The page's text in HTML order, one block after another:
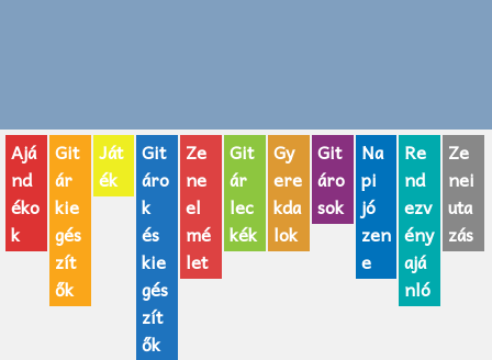
AJÁNDÉK ÖTLETEK
Vicces
GITÁR MÁRKÁK
TOP100 nóta
Ajá
nd
éko
k
Git
ár
kie
gés
zít
ők
Ját
ék
Git
áro
k
és
kie
gés
zít
ők
Ze
ne
el
mé
let
Git
ár
lec
kék
Gy
ere
kda
lok
Git
áro
sok
Na
pi
jó
zen
e
Re
nd
ezv
ény
ajá
nló
Ze
nei
uta
zás